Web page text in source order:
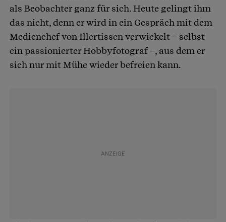
als Beobachter ganz für sich. Heute gelingt ihm
das nicht, denn er wird in ein Gespräch mit dem
Medienchef von Illertissen verwickelt – selbst
ein passionierter Hobbyfotograf –, aus dem er
sich nur mit Mühe wieder befreien kann.